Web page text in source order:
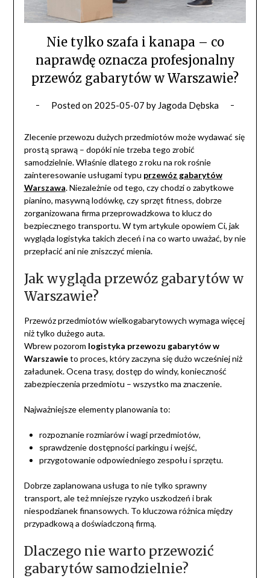
Nie tylko szafa i kanapa – co
naprawdę oznacza profesjonalny
przewóz gabarytów w Warszawie?
Posted on 2025-05-07 by Jagoda Dębska
Zlecenie przewozu dużych przedmiotów może wydawać się
prostą sprawą – dopóki nie trzeba tego zrobić
samodzielnie. Właśnie dlatego z roku na rok rośnie
zainteresowanie usługami typu przewóz gabarytów
Warszawa. Niezależnie od tego, czy chodzi o zabytkowe
pianino, masywną lodówkę, czy sprzęt fitness, dobrze
zorganizowana firma przeprowadzkowa to klucz do
bezpiecznego transportu. W tym artykule opowiem Ci, jak
wygląda logistyka takich zleceń i na co warto uważać, by nie
przepłacić ani nie zniszczyć mienia.
Jak wygląda przewóz gabarytów w
Warszawie?
Przewóz przedmiotów wielkogabarytowych wymaga więcej
niż tylko dużego auta.
Wbrew pozorom logistyka przewozu gabarytów w
Warszawieto proces, który zaczyna się dużo wcześniej niż
załadunek. Ocena trasy, dostęp do windy, konieczność
zabezpieczenia przedmiotu – wszystko ma znaczenie.
Najważniejsze elementy planowania to:
rozpoznanie rozmiarów i wagi przedmiotów,
sprawdzenie dostępności parkingu i wejść,
przygotowanie odpowiedniego zespołu i sprzętu.
Dobrze zaplanowana usługa to nie tylko sprawny
transport, ale też mniejsze ryzyko uszkodzeń i brak
niespodzianek finansowych. To kluczowa różnica między
przypadkową a doświadczoną firmą.
Dlaczego nie warto przewozić
gabarytów samodzielnie?